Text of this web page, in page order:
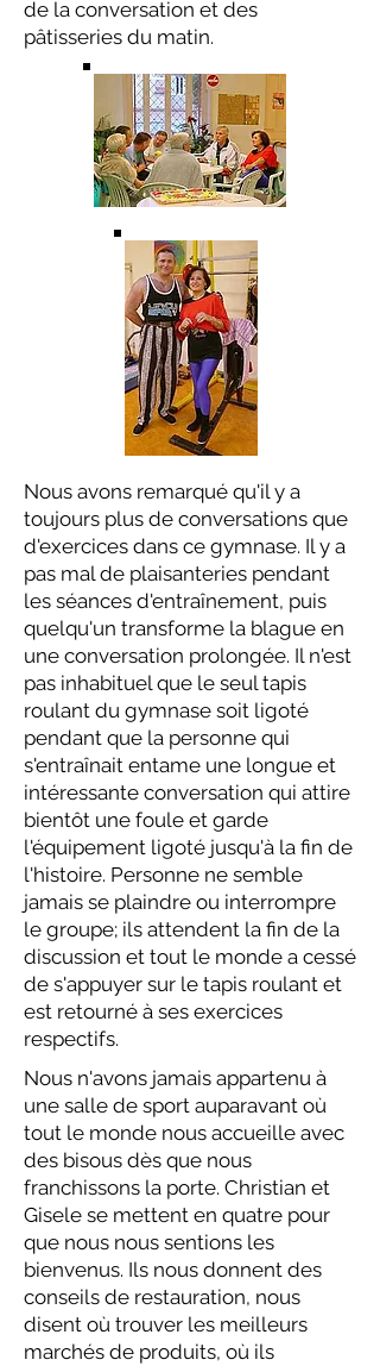
de la conversation et des
pâtisseries du matin.
Nous avons remarqué qu'il y a
toujours plus de conversations que
d'exercices dans ce gymnase. Il y a
pas mal de plaisanteries pendant
les séances d'entraînement, puis
quelqu'un transforme la blague en
une conversation prolongée. Il n'est
pas inhabituel que le seul tapis
roulant du gymnase soit ligoté
pendant que la personne qui
s'entraînait entame une longue et
intéressante conversation qui attire
bientôt une foule et garde
l'équipement ligoté jusqu'à la fin de
l'histoire. Personne ne semble
jamais se plaindre ou interrompre
le groupe; ils attendent la fin de la
discussion et tout le monde a cessé
de s'appuyer sur le tapis roulant et
est retourné à ses exercices
respectifs.
Nous n'avons jamais appartenu à
une salle de sport auparavant où
tout le monde nous accueille avec
des bisous dès que nous
franchissons la porte. Christian et
Gisele se mettent en quatre pour
que nous nous sentions les
bienvenus. Ils nous donnent des
conseils de restauration, nous
disent où trouver les meilleurs
marchés de produits, où ils